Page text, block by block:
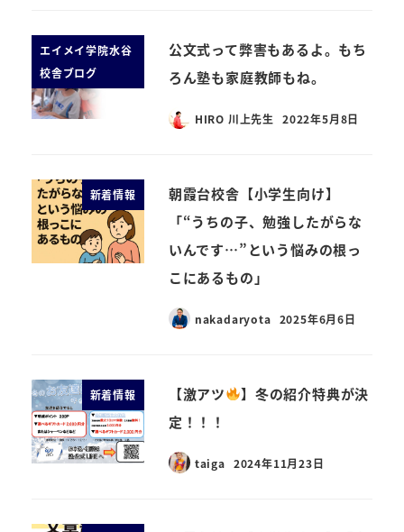
エイメイ学院水谷
校舎ブログ
公文式って弊害もあるよ。もち
ろん塾も家庭教師もね。
HIRO 川上先生 2022年5月8日
新着情報
朝霞台校舎【小学生向け】
「“うちの子、勉強したがらな
いんです…”という悩みの根っ
こにあるもの」
nakadaryota 2025年6月6日
新着情報 【激アツ
】冬の紹介特典が決
定！！！
taiga 2024年11月23日